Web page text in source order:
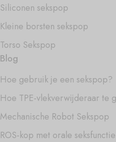
Siliconen sekspop
Kleine borsten sekspop
Torso Sekspop
Blog
Hoe gebruik je een sekspop?
Hoe TPE-vlekverwijderaar te
Mechanische Robot Sekspop
ROS-kop met orale seksfunctie